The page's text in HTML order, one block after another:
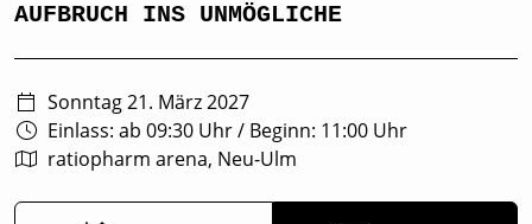
AUFBRUCH INS UNMÖGLICHE
Sonntag 21. März 2027
Einlass: ab 09:30 Uhr/ Beginn: 11:00 Uhr
ratiopharm arena, Neu-Ulm